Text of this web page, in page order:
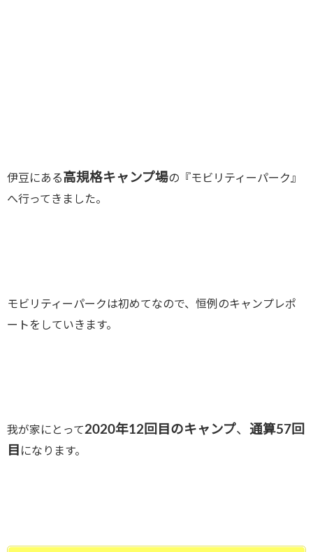
伊豆にある高規格キャンプ場の『モビリティーパーク』
へ行ってきました。
モビリティーパークは初めてなので、恒例のキャンプレポ
ートをしていきます。
我が家にとって2020年12回目のキャンプ、 通算57回
目 になります。